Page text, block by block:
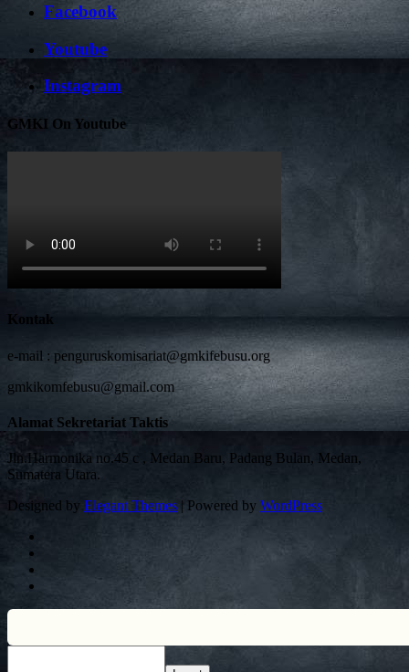
Facebook
Youtube
Instagram
GMKI On Youtube
Kontak
e-mail : penguruskomisariat@gmkifebusu.org
gmkikomfebusu@gmail.com
Alamat Sekretariat Taktis
Jln.Harmonika no.45 c , Medan Baru, Padang Bulan, Medan,
Sumatera Utara.
Designed by Elegant Themes | Powered by WordPress